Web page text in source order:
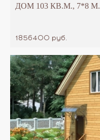
ДОМ 103 КВ.М., 7*8 М.
1856400 руб.